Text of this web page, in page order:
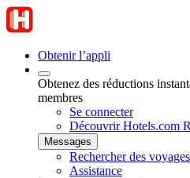
Obtenir l’appli
Obtenez des réductions
membres
Se connecter
Découvrir Hotels.com
Messages
Rechercher des voyages
Assistance